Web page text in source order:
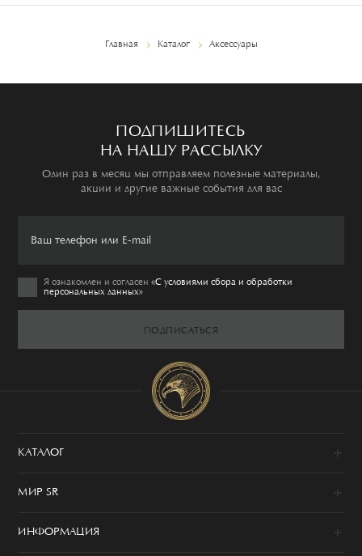
Главная Каталог Аксессуары
ПОДПИШИТЕСЬ
НА НАШУ РАССЫЛКУ
Один раз в месяц мы отправляем полезные материалы,
акции и другие важные события для вас
Я ознакомлен и согласен«C условиями сбора и обработки
персональных данных»
ПОДПИСАТЬСЯ
КАТАЛОГ
Одежда
МИР SR
ИНФОРМАЦИЯ